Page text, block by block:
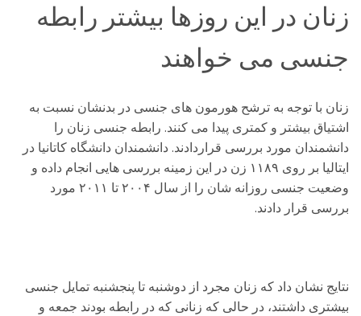
زنان در این روزها بیشتر رابطه
جنسی می خواهند
زنان با توجه به ترشح هورمون های جنسی در بدنشان نسبت به
اشتیاق بیشتر و کمتری پیدا می کنند. رابطه جنسی زنان را
دانشمندان مورد بررسی قراردادند. دانشمندان دانشگاه کاتانیا در
ایتالیا بر روی ۱۱۸۹ زن در این زمینه بررسی هایی انجام داده و
وضعیت جنسی روزانه شان را از سال ۲۰۰۴ تا ۲۰۱۱ مورد
بررسی قرار دادند.
نتایج نشان داد که زنان مجرد از دوشنبه تا پنجشنبه تمایل جنسی
بیشتری داشتند، در حالی که زنانی که در رابطه بودند جمعه و